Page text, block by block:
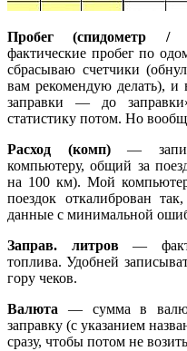
Пробег (спидометр /
фактические пробег по
сбрасываю счетчики
вам рекомендую делать), и
заправки — до
статистику потом. Но
Расход (комп)—
компьютеру, общий за
на 100 км). Мой
поездок откалиброван
данные с минимальной
Заправ. литров—
топлива. Удобней
гору чеков.
Валюта — сумма в
заправку (с указанием
сразу, чтобы потом не